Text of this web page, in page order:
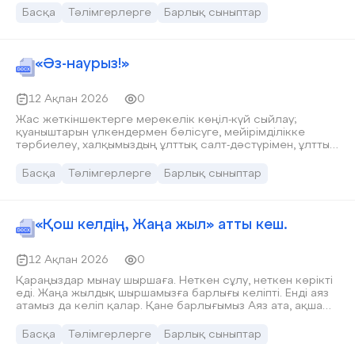
Көкбұлақ жалпы орта білім беретін мектебінде
жеңімпаздары «Жас Ұлан» ұйымына қабылданады. «Жас
Ұлан» қатарына қабылдаудың негізгі мақсаты
белсенділігін көтеру болып табылады.
Басқа Тәлімгерлерге Барлық сыныптар
«Әз-наурыз!»
12 Ақпан 2026
0
Жас жеткіншектерге мерекелік көңіл-күй сыйлау;
қуаныштарын үлкендермен бөлісуге, мейірімділікке
тәрбиелеу, халқымыздың ұлттық салт-дәстүрімен, ұлттық
ойындар арқылы жас жеткіншектердің тұлғалық
Басқа Тәлімгерлерге Барлық сыныптар
«Қош келдің, Жаңа жыл» атты кеш.
12 Ақпан 2026
0
Қараңыздар мынау шыршаға. Неткен сұлу, неткен көрікті
еді. Жаңа жылдық шыршамызға барлығы келіпті. Енді аяз
атамыз да келіп қалар. Қане барлығымыз Аяз ата, ақша
Басқа
Тәлімгерлерге Барлық сыныптар